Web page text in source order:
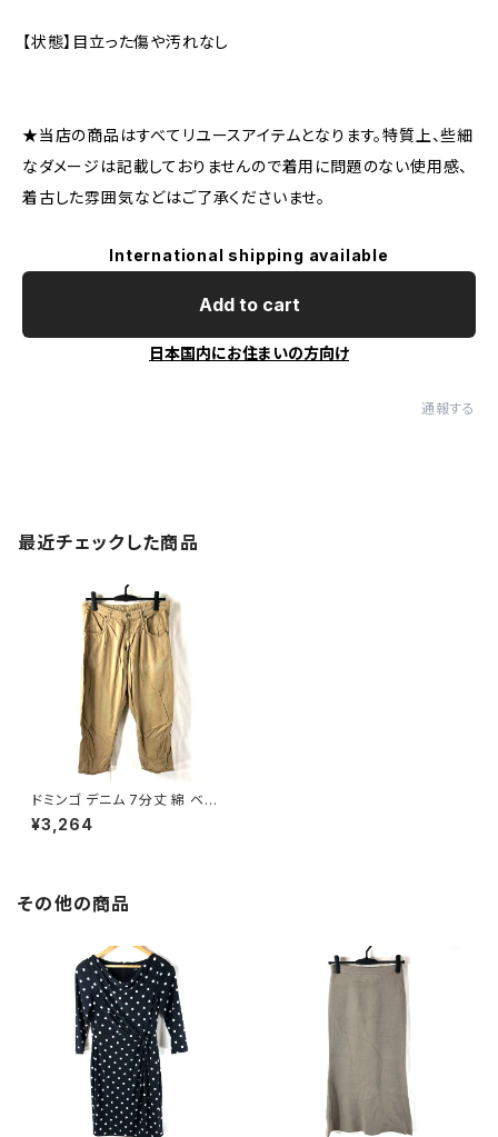
【状態】目立った傷や汚れなし
★当店の商品はすべてリユースアイテムとなります。特質上、些細
なダメージは記載しておりませんので着用に問題のない使用感、
着古した雰囲気などはご了承くださいませ。
International shipping available
Add to cart
日本国内にお住まいの方向け
通報する
最近チェックした商品
ドミンゴ デニム 7分丈 綿 ベー
ジュ Mサイズ 891975
¥3,264
その他の商品